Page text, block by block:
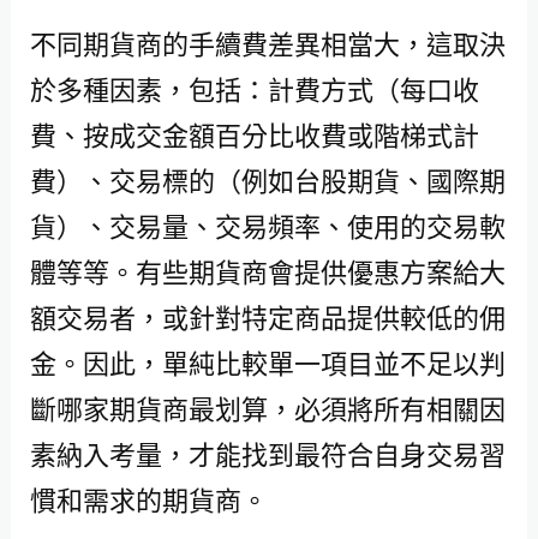
不同期貨商的手續費差異相當大，這取決
於多種因素，包括：計費方式（每口收
費、按成交金額百分比收費或階梯式計
費）、交易標的（例如台股期貨、國際期
貨）、交易量、交易頻率、使用的交易軟
體等等。有些期貨商會提供優惠方案給大
額交易者，或針對特定商品提供較低的佣
金。因此，單純比較單一項目並不足以判
斷哪家期貨商最划算，必須將所有相關因
素納入考量，才能找到最符合自身交易習
慣和需求的期貨商。